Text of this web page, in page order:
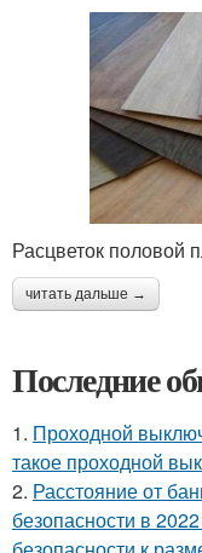
Расцветок половой
читать дальше →
Последние
1. Проходной
такое проходной
2. Расстояние от
безопасности в